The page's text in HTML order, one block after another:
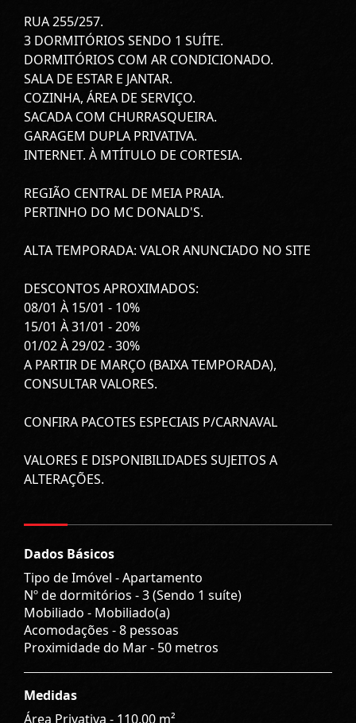
RUA 255/257.
3 DORMITÓRIOS SENDO 1 SUÍTE.
DORMITÓRIOS COM AR CONDICIONADO.
SALA DE ESTAR E JANTAR.
COZINHA, ÁREA DE SERVIÇO.
SACADA COM CHURRASQUEIRA.
GARAGEM DUPLA PRIVATIVA.
INTERNET. À MTÍTULO DE CORTESIA.
REGIÃO CENTRAL DE MEIA PRAIA.
PERTINHO DO MC DONALD'S.
ALTA TEMPORADA: VALOR ANUNCIADO NO SITE
DESCONTOS APROXIMADOS:
08/01 À 15/01 - 10%
15/01 À 31/01 - 20%
01/02 À 29/02 - 30%
A PARTIR DE MARÇO (BAIXA TEMPORADA),
CONSULTAR VALORES.
CONFIRA PACOTES ESPECIAIS P/CARNAVAL
VALORES E DISPONIBILIDADES SUJEITOS A
ALTERAÇÕES.
Dados Básicos
Tipo de Imóvel - Apartamento
Nº de dormitórios - 3 (Sendo 1 suíte)
Mobiliado - Mobiliado(a)
Acomodações - 8 pessoas
Proximidade do Mar - 50 metros
Medidas
Área Privativa - 110,00 m²